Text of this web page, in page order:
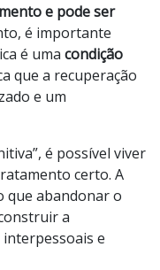
e pode ser
é importante
é uma condição
que a recuperação
e um
é possível viver
certo. A
que abandonar o
a
e